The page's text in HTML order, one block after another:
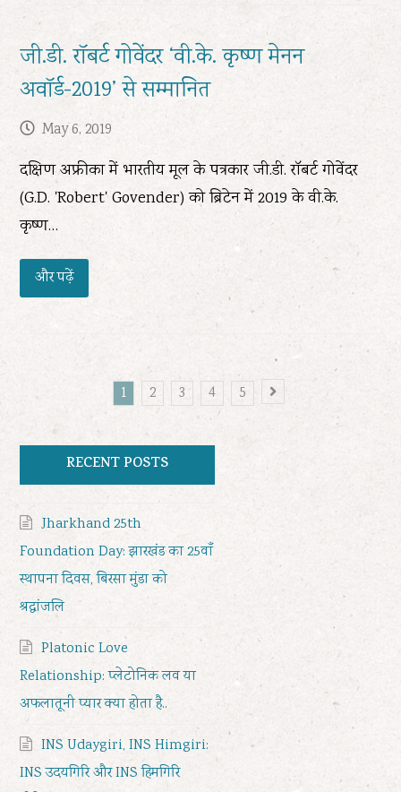
जी.डी. रॉबर्ट गोवेंदर ‘वी.के. कृष्ण मेनन
अवॉर्ड-2019’ से सम्मानित
May 6, 2019
दक्षिण अफ्रीका में भारतीय मूल के पत्रकार जी.डी. रॉबर्ट गोवेंदर
(G.D. 'Robert' Govender) को ब्रिटेन में 2019 के वी.के.
कृष्ण…
और पढ़ें
Page
1 Page
2 Page
3 Page
4 Page
5 Next
RECENT POSTS
Jharkhand 25th
Foundation Day: झारखंड का 25वाँ
स्थापना दिवस, बिरसा मुंडा को
श्रद्धांजलि
Platonic Love
Relationship: प्लेटोनिक लव या
अफलातूनी प्यार क्या होता है..
INS Udaygiri, INS Himgiri:
INS उदयगिरि और INS हिमगिरि